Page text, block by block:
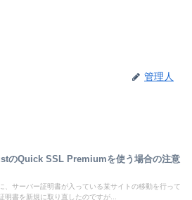
管理人
のQuick SSL Premiumを使う場合の注意
、サーバー証明書が入っている某サイトの移動を行って
明書を新規に取り直したのですが...